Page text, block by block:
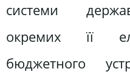
системи
окремих її
бюджетного